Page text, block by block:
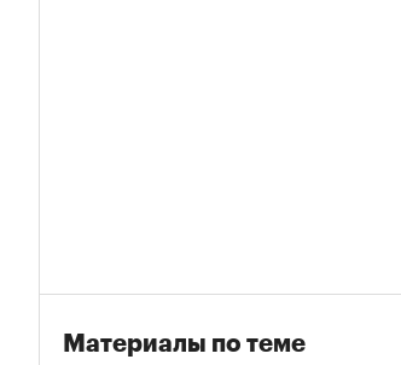
Материалы по теме